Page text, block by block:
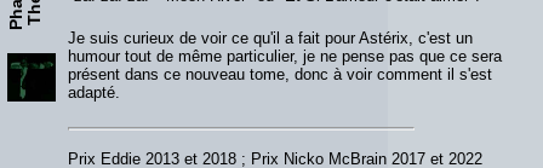
Je suis curieux de voir ce qu'il a fait pour Astérix, c'est un
humour tout de même particulier, je ne pense pas que ce sera
présent dans ce nouveau tome, donc à voir comment il s'est
adapté.
Prix Eddie 2013 et 2018 ; Prix Nicko McBrain 2017 et 2022